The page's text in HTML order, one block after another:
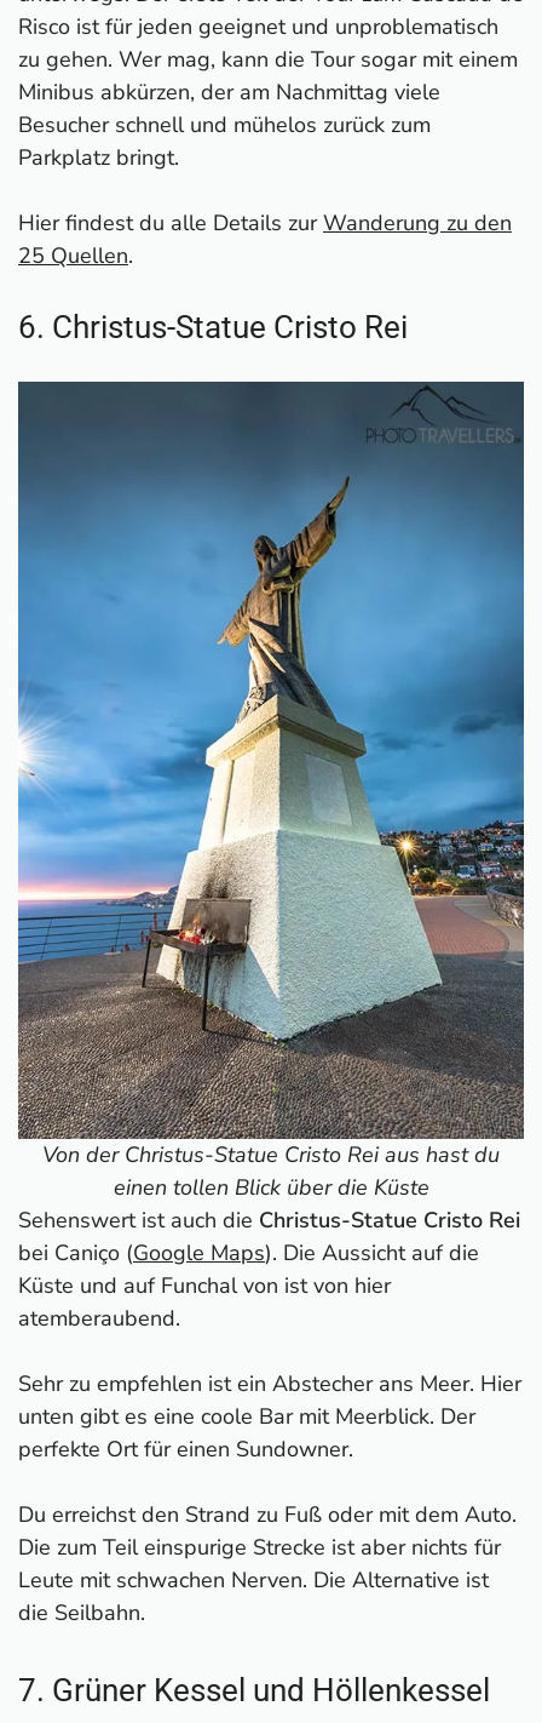
Risco ist für jeden geeignet und unproblematisch
zu gehen. Wer mag, kann die Tour sogar mit einem
Minibus abkürzen, der am Nachmittag viele
Besucher schnell und mühelos zurück zum
Parkplatz bringt.
Hier findest du alle Details zurWanderung zu den
25 Quellen.
6. Christus-Statue Cristo Rei
Von der Christus-Statue Cristo Rei aus hast du
einen tollen Blick über die Küste
Sehenswert ist auch die Christus-Statue Cristo Rei
bei Caniço (Google Maps). Die Aussicht auf die
Küste und auf Funchal von ist von hier
atemberaubend.
Sehr zu empfehlen ist ein Abstecher ans Meer. Hier
unten gibt es eine coole Bar mit Meerblick. Der
perfekte Ort für einen Sundowner.
Du erreichst den Strand zu Fuß oder mit dem Auto.
Die zum Teil einspurige Strecke ist aber nichts für
Leute mit schwachen Nerven. Die Alternative ist
die Seilbahn.
7. Grüner Kessel und Höllenkessel